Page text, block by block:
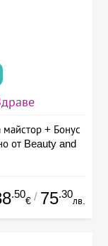
майстор + Бонус
от Beauty and
.50
€ / 75.30
лв.